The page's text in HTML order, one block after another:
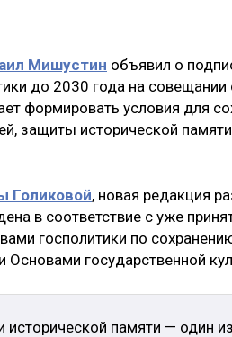
Мишустин объявил о
до 2030 года на
формировать условия для
защиты исторической
Голиковой, новая редакция
в соответствие с уже
госполитики по
Основами государственной
исторической памяти — один